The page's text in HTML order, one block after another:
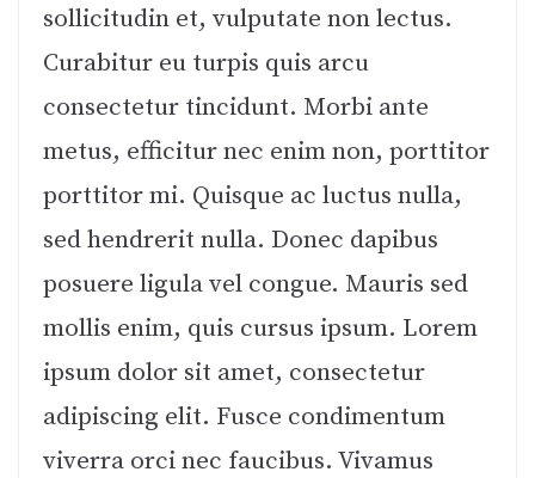
sollicitudin et, vulputate non lectus.
Curabitur eu turpis quis arcu
consectetur tincidunt. Morbi ante
metus, efficitur nec enim non, porttitor
porttitor mi. Quisque ac luctus nulla,
sed hendrerit nulla. Donec dapibus
posuere ligula vel congue. Mauris sed
mollis enim, quis cursus ipsum. Lorem
ipsum dolor sit amet, consectetur
adipiscing elit. Fusce condimentum
viverra orci nec faucibus. Vivamus